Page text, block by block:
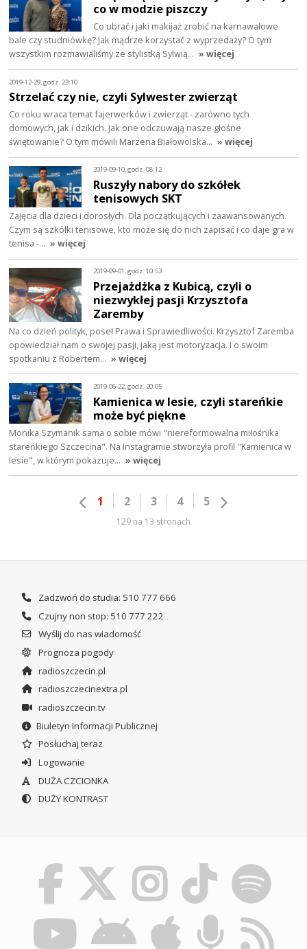
co w modzie piszczy
Co ubrać i jaki makijaż zrobić na karnawałowe
bale czy studniówkę? Jak mądrze korzystać z wyprzedaży? O tym
wszystkim rozmawialiśmy ze stylistką Sylwią… » więcej
2019-12-29, godz. 23:10
Strzelać czy nie, czyli Sylwester zwierząt
Co roku wraca temat fajerwerków i zwierząt - zarówno tych
domowych, jak i dzikich. Jak one odczuwają nasze głośne
świętowanie? O tym mówili Marzena Białowolska… » więcej
2019-09-10, godz. 08:12
Ruszyły nabory do szkółek
tenisowych SKT
Zajęcia dla dzieci i dorosłych. Dla początkujących i zaawansowanych.
Czym są szkółki tenisowe, kto może się do nich zapisać i co daje gra w
tenisa -… » więcej
2019-09-01, godz. 10:53
Przejażdżka z Kubicą, czyli o
niezwykłej pasji Krzysztofa
Zaremby
Na co dzień polityk, poseł Prawa i Sprawiedliwości. Krzysztof Zaremba
opowiedział nam o swojej pasji, jaką jest motoryzacja. I o swoim
spotkaniu z Robertem… » więcej
2019-06-22, godz. 20:05
Kamienica w lesie, czyli stareńkie
może być piękne
Monika Szymanik sama o sobie mówi "niereformowalna miłośnika
stareńkiego Szczecina". Na Instagramie stworzyła profil "Kamienica w
lesie", w którym pokazuje… » więcej
1 2 3 4 5
129 na 13 stronach
Zadzwoń do studia: 510 777 666
Czujny non stop: 510 777 222
Wyślij do nas wiadomość
Prognoza pogody
radioszczecin.pl
radioszczecinextra.pl
radioszczecin.tv
Biuletyn Informacji Publicznej
Posłuchaj teraz
Logowanie
DUŻA CZCIONKA
DUŻY KONTRAST